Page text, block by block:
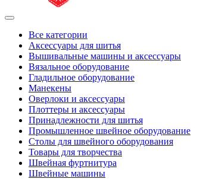
Все категории
Аксессуары для шитья
Вышивальные машины и аксессуары
Вязальное оборудование
Гладильное оборудование
Манекены
Оверлоки и аксессуары
Плоттеры и аксессуары
Принадлежности для шитья
Промышленное швейное оборудование
Столы для швейного оборудования
Товары для творчества
Швейная фуртнитура
Швейные машины